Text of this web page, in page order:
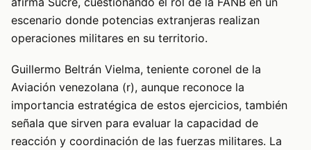
escenario donde potencias extranjeras realizan
operaciones militares en su territorio.
Guillermo Beltrán Vielma, teniente coronel de la
Aviación venezolana (r), aunque reconoce la
importancia estratégica de estos ejercicios, también
señala que sirven para evaluar la capacidad de
reacción y coordinación de las fuerzas militares. La